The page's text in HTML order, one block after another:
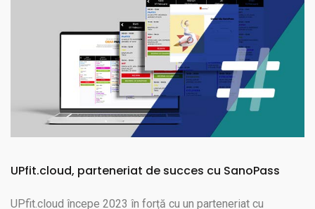
UPfit.cloud, parteneriat de succes cu SanoPass
UPfit.cloud începe 2023 în forță cu un parteneriat cu